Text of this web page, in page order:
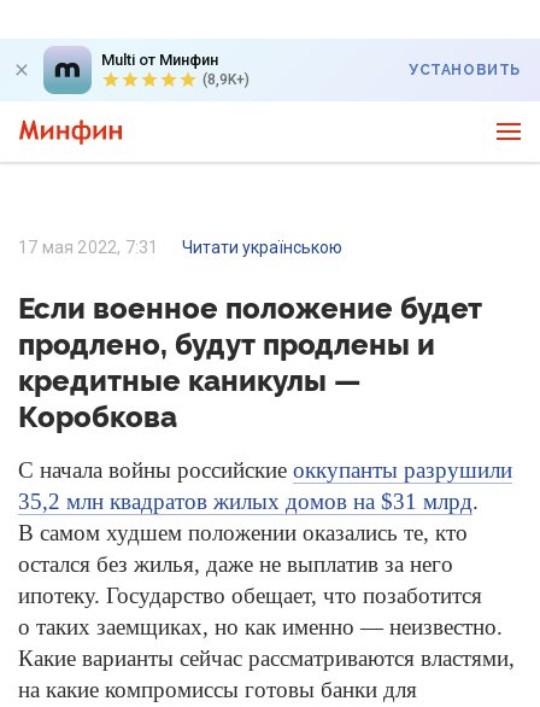
Multi от Минфин
(8,9K+)
УСТАНОВИТЬ
17 мая 2022, 7:31 Читати українською
Если военное положение будет
продлено, будут продлены и
кредитные каникулы —
Коробкова
С начала войны российские оккупанты разрушили
35,2 млн квадратов жилых домов на $31 млрд.
В самом худшем положении оказались те, кто
остался без жилья, даже не выплатив за него
ипотеку. Государство обещает, что позаботится
о таких заемщиках, но как именно — неизвестно.
Какие варианты сейчас рассматриваются властями,
на какие компромиссы готовы банки для